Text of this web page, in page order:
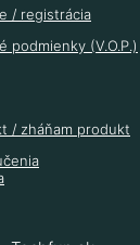
ks
ks
/ registrácia
podmienky (V.O.P.)
/ zháňam produkt